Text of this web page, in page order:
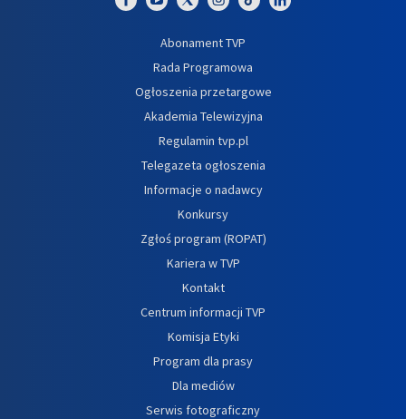
Abonament TVP
Rada Programowa
Ogłoszenia przetargowe
Akademia Telewizyjna
Regulamin tvp.pl
Telegazeta ogłoszenia
Informacje o nadawcy
Konkursy
Zgłoś program (ROPAT)
Kariera w TVP
Kontakt
Centrum informacji TVP
Komisja Etyki
Program dla prasy
Dla mediów
Serwis fotograficzny